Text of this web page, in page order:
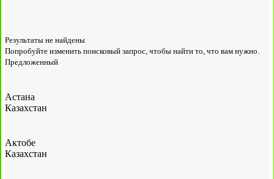
Результаты не найдены
Попробуйте изменить поисковый запрос, чтобы найти то, что вам нужно.
Предложенный
Астана
Казахстан
Актобе
Казахстан